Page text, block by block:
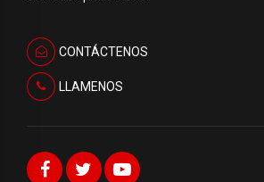
CONTÁCTENOS
LLAMENOS